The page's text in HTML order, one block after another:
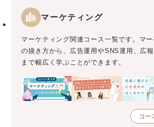
マーケティング
マーケティング関連コース一覧です。マ
の描き方から、広告運用やSNS運用、広
まで幅広く学ぶことができます。
コー